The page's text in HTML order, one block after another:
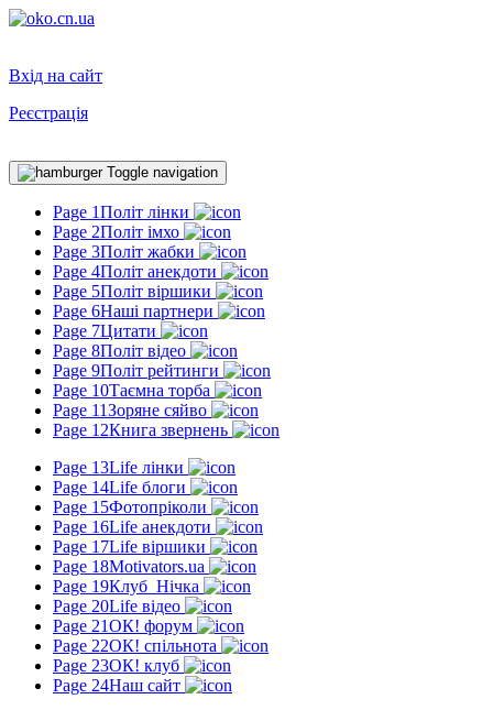
Вхід на сайт
Реєстрація
Toggle navigation
Page 1Політ лінки
Page 2Політ імхо
Page 3Політ жабки
Page 4Політ анекдоти
Page 5Політ віршики
Page 6Наші партнери
Page 7Цитати
Page 8Політ відео
Page 9Політ рейтинги
Page 10Таємна торба
Page 11Зоряне сяйво
Page 12Книга звернень
Page 13Life лінки
Page 14Life блоги
Page 15Фотопріколи
Page 16Life анекдоти
Page 17Life віршики
Page 18Motivators.ua
Page 19Клуб_Нічка
Page 20Life відео
Page 21ОК! форум
Page 22ОК! спільнота
Page 23ОК! клуб
Page 24Наш сайт